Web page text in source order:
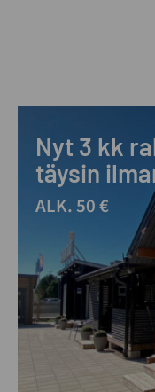
Nyt 3 kk
täysin
ALK. 50 €